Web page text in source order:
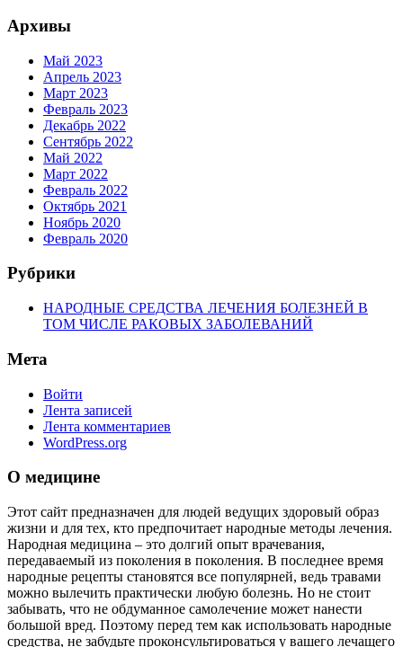
Архивы
Май 2023
Апрель 2023
Март 2023
Февраль 2023
Декабрь 2022
Сентябрь 2022
Май 2022
Март 2022
Февраль 2022
Октябрь 2021
Ноябрь 2020
Февраль 2020
Рубрики
НАРОДНЫЕ СРЕДСТВА ЛЕЧЕНИЯ БОЛЕЗНЕЙ В
ТОМ ЧИСЛЕ РАКОВЫХ ЗАБОЛЕВАНИЙ
Мета
Войти
Лента записей
Лента комментариев
WordPress.org
О медицине
Этот сайт предназначен для людей ведущих здоровый образ
жизни и для тех, кто предпочитает народные методы лечения.
Народная медицина – это долгий опыт врачевания,
передаваемый из поколения в поколения. В последнее время
народные рецепты становятся все популярней, ведь травами
можно вылечить практически любую болезнь. Но не стоит
забывать, что не обдуманное самолечение может нанести
большой вред. Поэтому перед тем как использовать народные
средства, не забудьте проконсультироваться у вашего лечащего